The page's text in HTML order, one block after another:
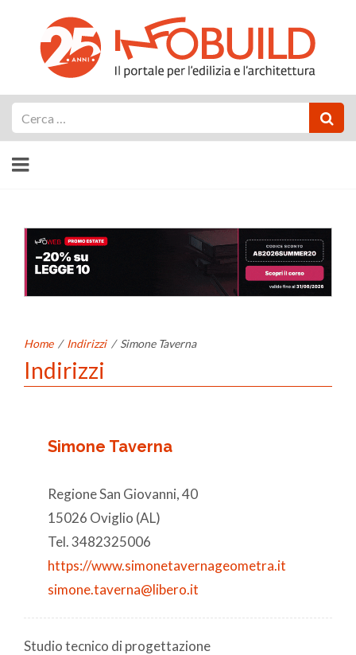
Home / Indirizzi / Simone Taverna
Indirizzi
Simone Taverna
Regione San Giovanni, 40
15026 Oviglio (AL)
Tel. 3482325006
https://www.simonetavernageometra.it
simone.taverna@libero.it
Studio tecnico di progettazione